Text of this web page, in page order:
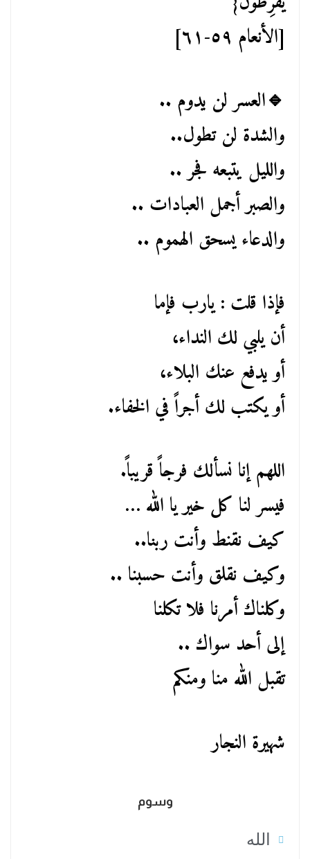
[الأنعام ٥٩-٦١]
🔹العسر لن يدوم ..
والشدة لن تطول..
والليل يتبعه فجر ..
والصبر أجمل العبادات ..
والدعاء يسحق الهموم ..
فإذا قلت : يارب فإما
أن يلبي لك النداء،
أو يدفع عنك البلاء،
أو يكتب لك أجراً في الخفاء.
اللهم إنا نسألك فرجاً قريباً.
فيسر لنا كل خير يا الله …
كيف نقنط وأنت ربنا..
وكيف نقلق وأنت حسبنا ..
وكلناك أمرنا فلا تكلنا
إلى أحد سواك ..
تقبل الله منا ومنكم
شهيرة النجار
وسوم
الله